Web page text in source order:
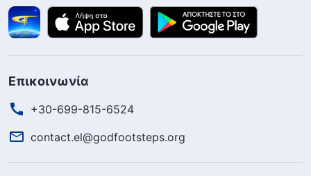
Επικοινωνία
+30-699-815-6524
contact.el@godfootsteps.org